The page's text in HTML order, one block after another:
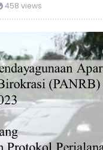
458 views